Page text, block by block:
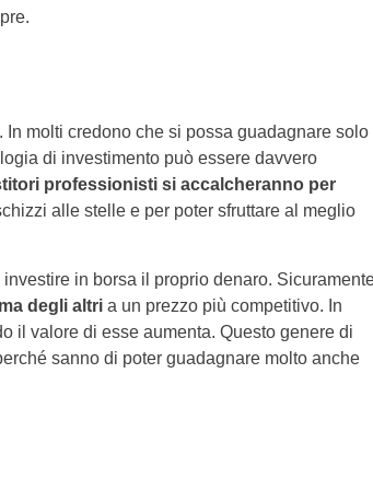
molti credono che si possa guadagnare solo
di investimento può essere davvero
professionisti si accalcheranno per
alle stelle e per poter sfruttare al meglio
in borsa il proprio denaro.
degli altri a un prezzo più competitivo. In
il valore di esse aumenta. Questo genere di
sanno di poter guadagnare molto anche